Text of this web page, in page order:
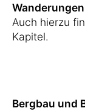
Wanderungen
Auch hierzu
Kapitel.
Bergbau und